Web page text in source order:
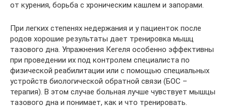
от курения, борьба с хроническим кашлем и запорами.
При легких степенях недержания и у пациенток после
родов хорошие результаты дает тренировка мышц
тазового дна. Упражнения Кегеля особенно эффективны
при проведении их под контролем специалиста по
физической реабилитации или с помощью специальных
устройств биологической обратной связи (БОС –
терапия). В этом случае больная лучше чувствует мышцы
тазового дна и понимает, как и что тренировать.